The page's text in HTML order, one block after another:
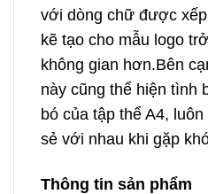
với dòng chữ được
kẽ tạo cho mẫu logo
không gian hơn.Bên
này cũng thể hiện tình
bó của tập thể A4,
sẻ với nhau khi gặp
Thông tin sản phẩm